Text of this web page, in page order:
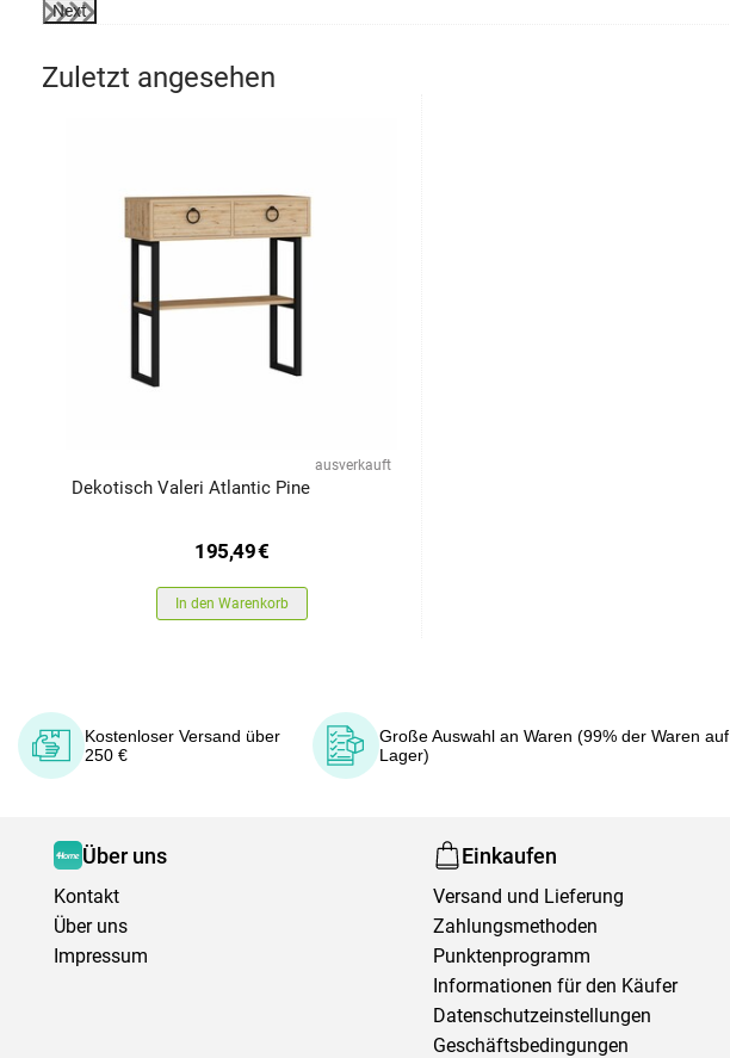
Next
Zuletzt angesehen
ausverkauft
Dekotisch Valeri Atlantic Pine
195,49€
In den Warenkorb
Kostenloser Versand über
250 €
Große Auswahl an Waren (99% der Waren auf
Lager)
Über uns
Kontakt
Über uns
Impressum
Einkaufen
Versand und Lieferung
Zahlungsmethoden
Punktenprogramm
Informationen für den Käufer
Datenschutzeinstellungen
Geschäftsbedingungen